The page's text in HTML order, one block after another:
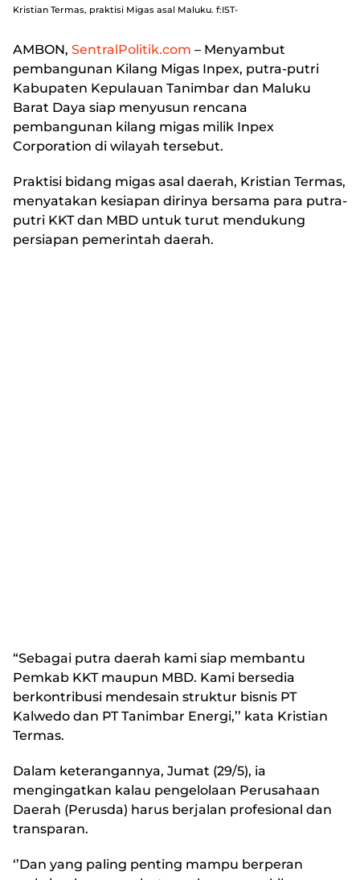
Kristian Termas, praktisi Migas asal Maluku. f:IST-
AMBON, SentralPolitik.com – Menyambut
pembangunan Kilang Migas Inpex, putra-putri
Kabupaten Kepulauan Tanimbar dan Maluku
Barat Daya siap menyusun rencana
pembangunan kilang migas milik Inpex
Corporation di wilayah tersebut.
Praktisi bidang migas asal daerah, Kristian Termas,
menyatakan kesiapan dirinya bersama para putra-
putri KKT dan MBD untuk turut mendukung
persiapan pemerintah daerah.
“Sebagai putra daerah kami siap membantu
Pemkab KKT maupun MBD. Kami bersedia
berkontribusi mendesain struktur bisnis PT
Kalwedo dan PT Tanimbar Energi,’’ kata Kristian
Termas.
Dalam keterangannya, Jumat (29/5), ia
mengingatkan kalau pengelolaan Perusahaan
Daerah (Perusda) harus berjalan profesional dan
transparan.
‘’Dan yang paling penting mampu berperan